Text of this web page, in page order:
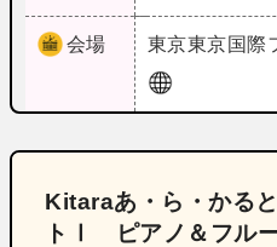
会場 東京東京国際
Kitaraあ・ら・かる
トⅠ ピアノ＆フルー